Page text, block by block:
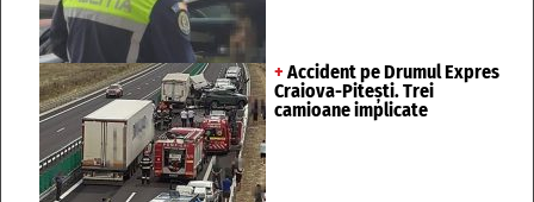
+ Accident pe Drumul Expres
Craiova-Pitești. Trei
camioane implicate